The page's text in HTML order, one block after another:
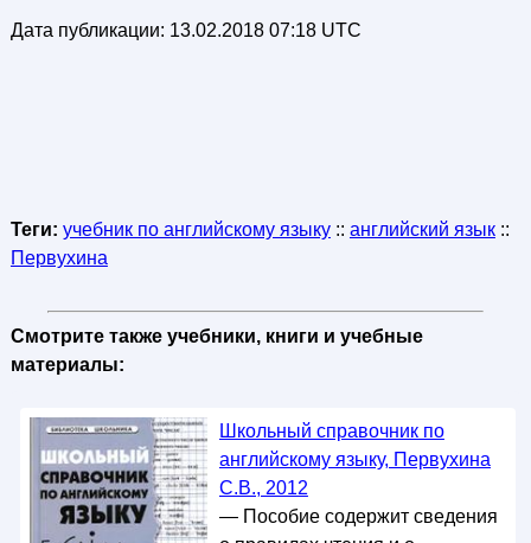
Дата публикации: 13.02.2018 07:18 UTC
Теги: учебник по английскому языку:: английский язык::
Первухина
Смотрите также учебники, книги и учебные
материалы:
Школьный справочник по
английскому языку, Первухина
С.В., 2012
— Пособие содержит сведения